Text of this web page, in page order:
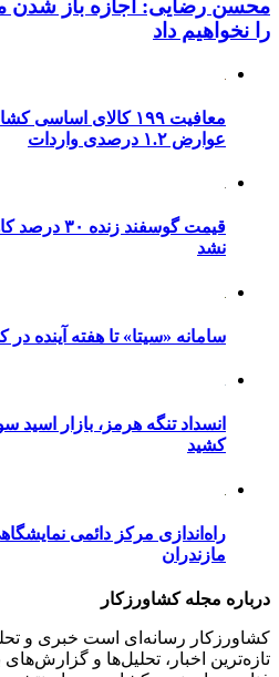
محسن رضایی: اجازه باز شدن
را نخواهیم داد
معافیت ۱۹۹ کالای
عوارض ۱.۲ درصدی واردات
قیمت
نشد
سامانه «سیتا» تا هفته آینده
انسداد تنگه هرمز، بازار
کشید
راه‌اندازی مرکز دائمی
مازندران
درباره مجله کشاورزکار
کشاورزکار رسانه‌ای است خبری و
تازه‌ترین اخبار، تحلیل‌ها و گزارش‌های